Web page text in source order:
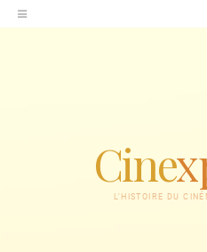
Accéder
au
Cine
L'HISTOIRE DU